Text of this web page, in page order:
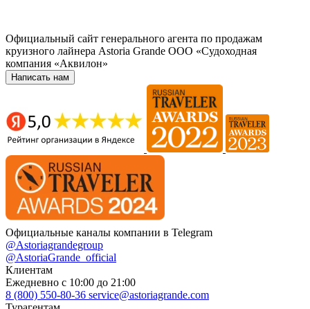
Официальный сайт генерального агента по продажам
круизного лайнера Astoria Grande ООО «Судоходная
компания «Аквилон»
Написать нам
Официальные каналы компании в Telegram
@Astoriagrandegroup
@AstoriaGrande_official
Клиентам
Ежедневно с 10:00 до 21:00
8 (800) 550-80-36 service@astoriagrande.com